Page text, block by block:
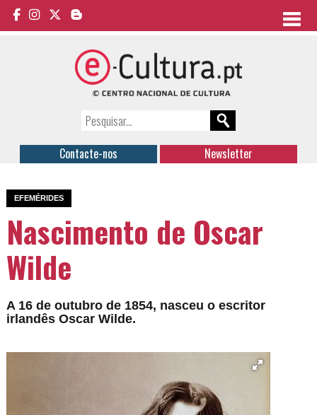
Contacte-nos Newsletter
EFEMÉRIDES
Nascimento de Oscar
Wilde
A 16 de outubro de 1854, nasceu o escritor
irlandês Oscar Wilde.